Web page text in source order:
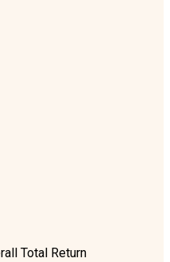
Total Return